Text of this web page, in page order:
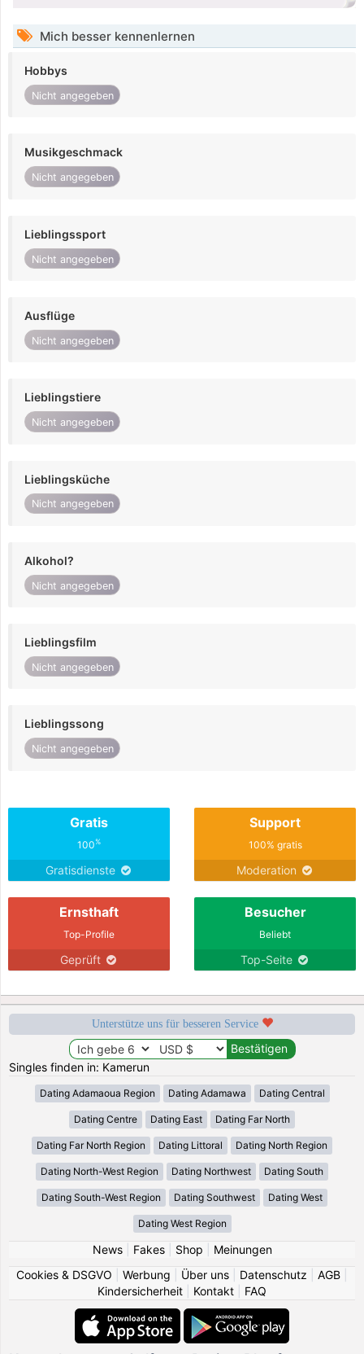
Mich besser kennenlernen
Hobbys
Nicht angegeben
Musikgeschmack
Nicht angegeben
Lieblingssport
Nicht angegeben
Ausflüge
Nicht angegeben
Lieblingstiere
Nicht angegeben
Lieblingsküche
Nicht angegeben
Alkohol?
Nicht angegeben
Lieblingsfilm
Nicht angegeben
Lieblingssong
Nicht angegeben
Gratis
100%
Gratisdienste
Support
100% gratis
Moderation
Ernsthaft
Top-Profile
Geprüft
Besucher
Beliebt
Top-Seite
Unterstütze uns für besseren Service
Singles finden in: Kamerun
Dating Adamaoua Region Dating Adamawa Dating Central
Dating Centre Dating East Dating Far North
Dating Far North Region Dating Littoral Dating North Region
Dating North-West Region Dating Northwest Dating South
Dating South-West Region Dating Southwest Dating West
Dating West Region
News| Fakes| Shop
Meinungen
Cookies & DSGVO
Werbung Über uns Datenschutz AGB
Kindersicherheit
Kontakt FAQ